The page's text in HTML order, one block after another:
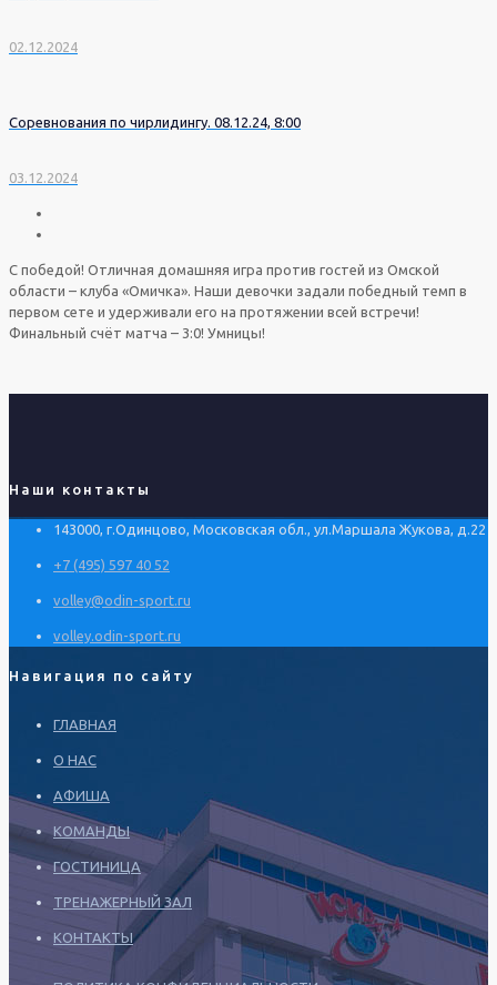
02.12.2024
Соревнования по чирлидингу. 08.12.24, 8:00
03.12.2024
С победой! Отличная домашняя игра против гостей из Омской
области – клуба «Омичка». Наши девочки задали победный темп в
первом сете и удерживали его на протяжении всей встречи!
Финальный счёт матча – 3:0! Умницы!
Наши контакты
143000, г.Одинцово, Московская обл., ул.Маршала Жукова, д.22
+7 (495) 597 40 52
volley@odin-sport.ru
volley.odin-sport.ru
Навигация по сайту
ГЛАВНАЯ
О НАС
АФИША
КОМАНДЫ
ГОСТИНИЦА
ТРЕНАЖЕРНЫЙ ЗАЛ
КОНТАКТЫ